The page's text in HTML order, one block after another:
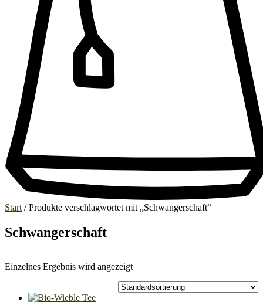
Start / Produkte verschlagwortet mit „Schwangerschaft“
Schwangerschaft
Einzelnes Ergebnis wird angezeigt